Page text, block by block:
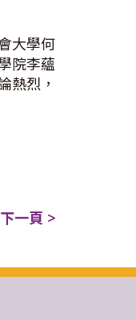
大學何
院李蘊
熱烈，
下一頁 >